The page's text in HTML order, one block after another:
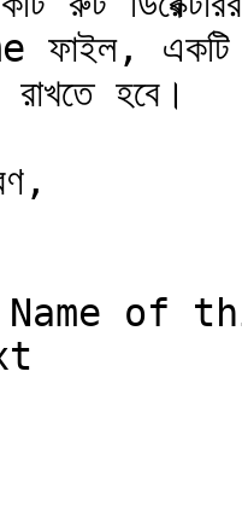
ফাইল, একটি
হবে।
Name